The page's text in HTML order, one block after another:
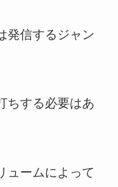
発信するジャン
ちする必要はあ
ュームによって